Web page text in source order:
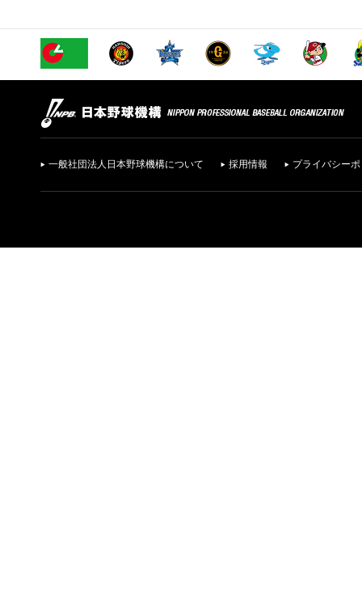
一般社団法人日本野球機構について 採用情報 プライバシー